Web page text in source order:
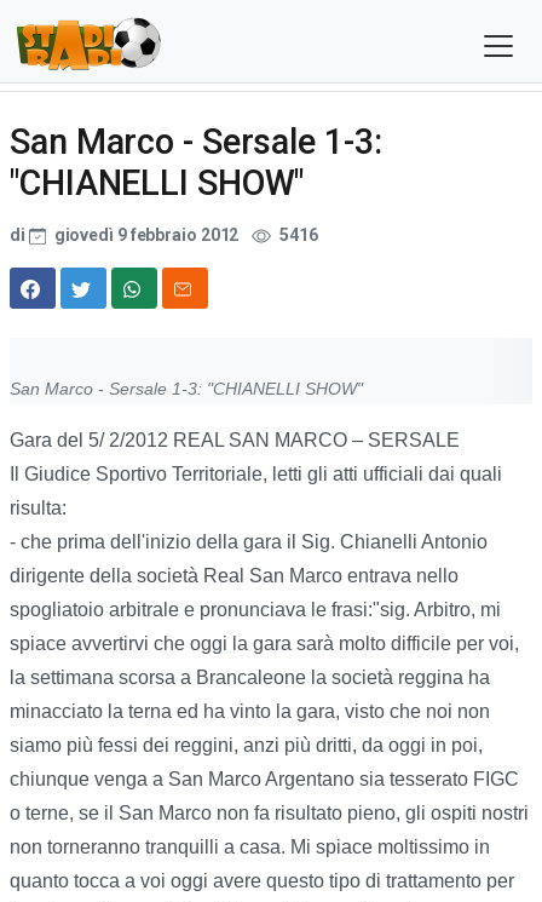
San Marco - Sersale 1-3:
"CHIANELLI SHOW"
di giovedì 9 febbraio 2012 5416
San Marco - Sersale 1-3: "CHIANELLI SHOW"
Gara del 5/ 2/2012 REAL SAN MARCO – SERSALE
Il Giudice Sportivo Territoriale, letti gli atti ufficiali dai quali
risulta:
- che prima dell'inizio della gara il Sig. Chianelli Antonio
dirigente della società Real San Marco entrava nello
spogliatoio arbitrale e pronunciava le frasi:"sig. Arbitro, mi
spiace avvertirvi che oggi la gara sarà molto difficile per voi,
la settimana scorsa a Brancaleone la società reggina ha
minacciato la terna ed ha vinto la gara, visto che noi non
siamo più fessi dei reggini, anzi più dritti, da oggi in poi,
chiunque venga a San Marco Argentano sia tesserato FIGC
o terne, se il San Marco non fa risultato pieno, gli ospiti nostri
non torneranno tranquilli a casa. Mi spiace moltissimo in
quanto tocca a voi oggi avere questo tipo di trattamento per